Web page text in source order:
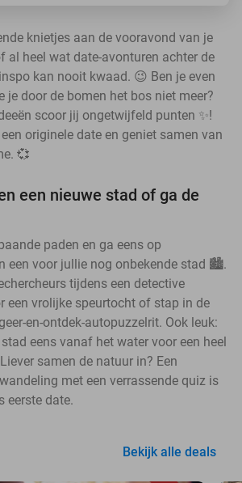
knietjes aan de vooravond van je
al heel wat date-avonturen achter de
kan nooit kwaad. 😉 Ben je even
je door de bomen het bos niet meer?
scoor jij ongetwijfeld punten ✨!
originele date en geniet samen van
💞
een nieuwe stad of ga de
paden en ga eens op
een voor jullie nog onbekende stad 🏙️.
tijdens een detective
een vrolijke speurtocht of stap in de
en-ontdek-autopuzzelrit. Ook leuk:
eens vanaf het water voor een heel
samen de natuur in? Een
met een verrassende quiz is
eerste date.
Bekijk alle deals